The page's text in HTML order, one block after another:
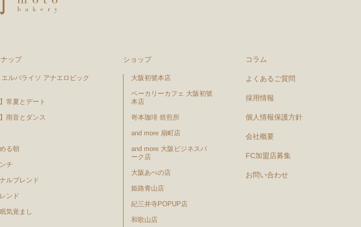
ップ
エルパライソ アナエロビック
常夏とデート
雨音とダンス
る朝
チ
ルブレンド
ンド
気覚まし
ショップ
大阪初號本店
ベーカリーカフェ 大阪初號
本店
嵜本珈琲 焙煎所
and more 扇町店
and more 大阪ビジネスパ
ーク店
大阪あべの店
姫路青山店
紀三井寺POPUP店
和歌山店
コラム
よくあるご質問
採用情報
個人情報保護方針
会社概要
FC加盟店募集
お問い合わせ